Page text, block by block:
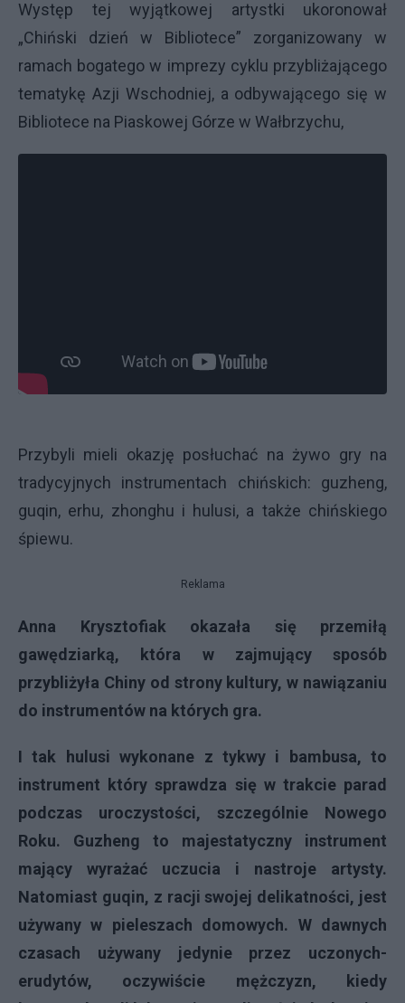
Występ tej wyjątkowej artystki ukoronował
„Chiński dzień w Bibliotece” zorganizowany w
ramach bogatego w imprezy cyklu przybliżającego
tematykę Azji Wschodniej, a odbywającego się w
Bibliotece na Piaskowej Górze w Wałbrzychu,
Przybyli mieli okazję posłuchać na żywo gry na
tradycyjnych instrumentach chińskich: guzheng,
guqin, erhu, zhonghu i hulusi, a także chińskiego
śpiewu.
Reklama
Anna Krysztofiak okazała się przemiłą
gawędziarką, która w zajmujący sposób
przybliżyła Chiny od strony kultury, w nawiązaniu
do instrumentów na których gra.
I tak hulusi wykonane z tykwy i bambusa, to
instrument który sprawdza się w trakcie parad
podczas uroczystości, szczególnie Nowego
Roku. Guzheng to majestatyczny instrument
mający wyrażać uczucia i nastroje artysty.
Natomiast guqin, z racji swojej delikatności, jest
używany w pieleszach domowych. W dawnych
czasach używany jedynie przez uczonych-
erudytów, oczywiście mężczyzn, kiedy